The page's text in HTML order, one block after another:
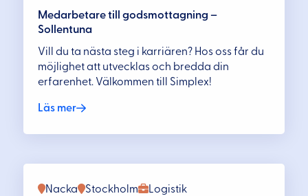
Medarbetare till godsmottagning –
Sollentuna
Vill du ta nästa steg i karriären? Hos oss får du
möjlighet att utvecklas och bredda din
erfarenhet. Välkommen till Simplex!
Läs mer
Logistik
Nacka Stockholm